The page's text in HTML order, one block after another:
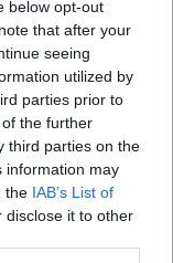
below opt-out
that after your
seeing
utilized by
parties prior to
the further
third parties on the
information may
the IAB’s List of
disclose it to other
en centros
satisface
también
la
su compro
demostrando